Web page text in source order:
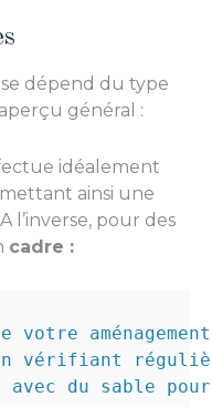
dépend du type
général :
idéalement
ainsi une
l’inverse, pour des
cadre :
vérifiant